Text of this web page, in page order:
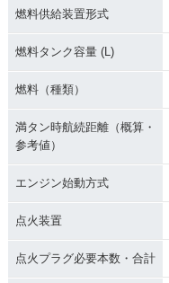
燃料供給装置形式
燃料タンク容量 (L)
燃料（種類）
満タン時航続距離（概算・
参考値）
エンジン始動方式
点火装置
点火プラグ必要本数・合計